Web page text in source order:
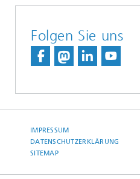
Folgen Sie uns
IMPRESSUM
DATENSCHUTZERKLÄRUNG
SITEMAP